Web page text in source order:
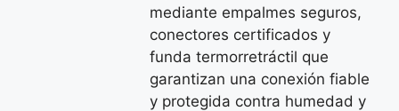
mediante empalmes seguros,
conectores certificados y
funda termorretráctil que
garantizan una conexión fiable
y protegida contra humedad y